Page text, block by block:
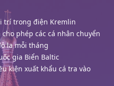
trí trong điện Kremlin
phép các cá nhân chuyển
la mỗi tháng
gia Biển Baltic
kiện xuất khẩu cá tra vào